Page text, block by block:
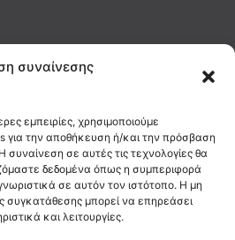
συναίνεσης
εμπειρίες, χρησιμοποιούμε
για την αποθήκευση ή/και την πρόσβαση
σε αυτές τις τεχνολογίες θα
δεδομένα όπως η συμπεριφορά
σε αυτόν τον ιστότοπο. Η μη
συγκατάθεσης μπορεί να επηρεάσει
και λειτουργίες.